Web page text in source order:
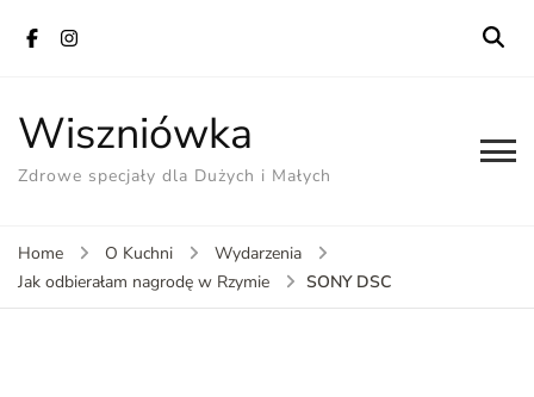
Wiszniówka
Zdrowe specjały dla Dużych i Małych
Home O Kuchni
Wydarzenia
Jak odbierałam nagrodę w Rzymie
SONY DSC